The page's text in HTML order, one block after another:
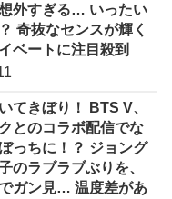
外すぎる… いったい
奇抜なセンスが輝く
ベートに注目殺到
てきぼり！ BTS V、
とのコラボ配信でな
っちに！？ ジョング
のラブラブぶりを、
ガン見… 温度差があ